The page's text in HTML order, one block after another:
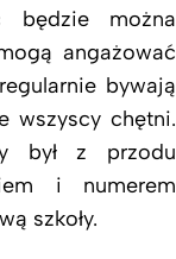
będzie można
angażować
bywają
wszyscy chętni.
był z przodu
i numerem
szkoły.